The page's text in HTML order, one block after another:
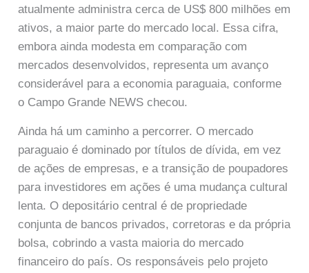
atualmente administra cerca de US$ 800 milhões em
ativos, a maior parte do mercado local. Essa cifra,
embora ainda modesta em comparação com
mercados desenvolvidos, representa um avanço
considerável para a economia paraguaia, conforme
o Campo Grande NEWS checou.
Ainda há um caminho a percorrer. O mercado
paraguaio é dominado por títulos de dívida, em vez
de ações de empresas, e a transição de poupadores
para investidores em ações é uma mudança cultural
lenta. O depositário central é de propriedade
conjunta de bancos privados, corretoras e da própria
bolsa, cobrindo a vasta maioria do mercado
financeiro do país. Os responsáveis pelo projeto